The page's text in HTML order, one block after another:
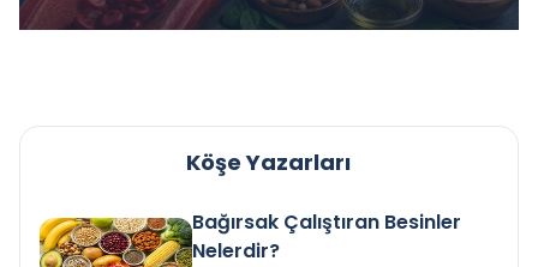
Köşe Yazarları
Bağırsak Çalıştıran Besinler
Nelerdir?